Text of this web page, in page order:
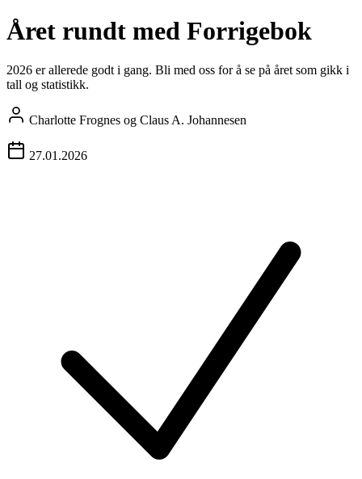
Året rundt med Forrigebok
2026 er allerede godt i gang. Bli med oss for å se på året som gikk i
tall og statistikk.
Charlotte Frognes og Claus A. Johannesen
27.01.2026